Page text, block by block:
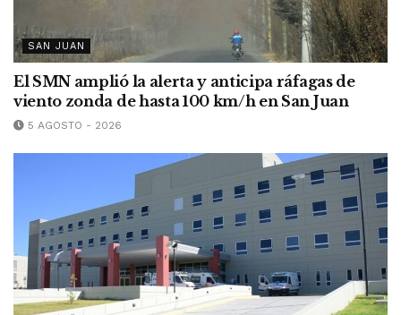
SAN JUAN
El SMN amplió la alerta y anticipa ráfagas de
viento zonda de hasta 100 km/h en San Juan
5 AGOSTO - 2026